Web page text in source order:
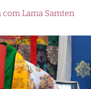
com Lama Samten